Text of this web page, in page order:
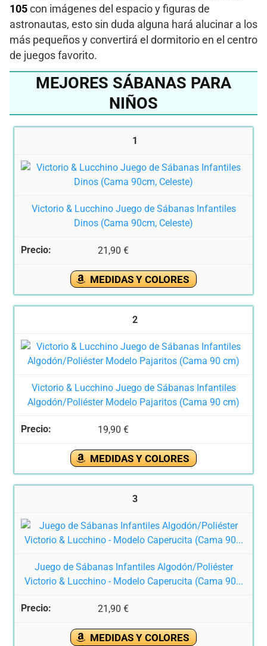
105 con imágenes del espacio y figuras de
astronautas, esto sin duda alguna hará alucinar a los
más pequeños y convertirá el dormitorio en el centro
de juegos favorito.
MEJORES SÁBANAS PARA
NIÑOS
1
Victorio & Lucchino Juego de Sábanas Infantiles
Dinos (Cama 90cm, Celeste)
21,90 €
MEDIDAS Y COLORES
2
Victorio & Lucchino Juego de Sábanas Infantiles
Algodón/Poliéster Modelo Pajaritos (Cama 90 cm)
19,90 €
MEDIDAS Y COLORES
3
Juego de Sábanas Infantiles Algodón/Poliéster
Victorio & Lucchino - Modelo Caperucita (Cama 90...
21,90 €
MEDIDAS Y COLORES